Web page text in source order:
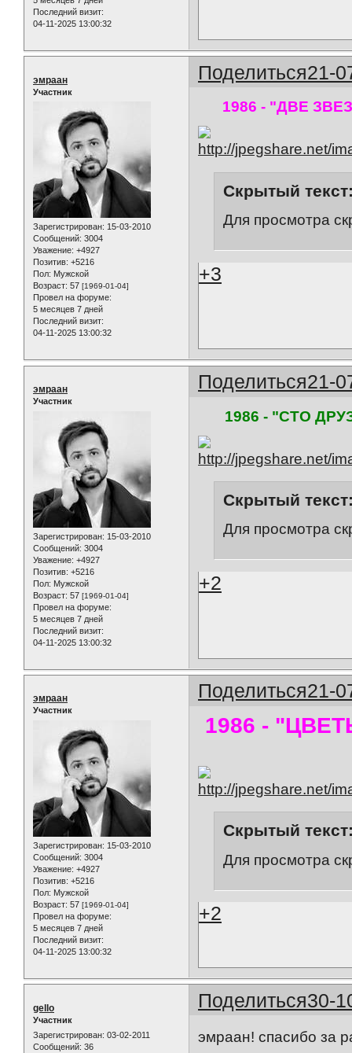
Последний визит:
04-11-2025 13:00:32
Поделиться21-
эмраан
Участник
Зарегистрирован: 15-03-2010
Сообщений: 3004
Уважение: +4927
Позитив: +5216
Пол: Мужской
Возраст: 57 [1969-01-04]
Провел на форуме:
5 месяцев 7 дней
Последний визит:
04-11-2025 13:00:32
1986 - "ДВЕ
Скрытый
Для просмотра
+3
Поделиться21-
эмраан
Участник
Зарегистрирован: 15-03-2010
Сообщений: 3004
Уважение: +4927
Позитив: +5216
Пол: Мужской
Возраст: 57 [1969-01-04]
Провел на форуме:
5 месяцев 7 дней
Последний визит:
04-11-2025 13:00:32
1986 - "СТО
Скрытый
Для просмотра
+2
Поделиться21-
эмраан
Участник
Зарегистрирован: 15-03-2010
Сообщений: 3004
Уважение: +4927
Позитив: +5216
Пол: Мужской
Возраст: 57 [1969-01-04]
Провел на форуме:
5 месяцев 7 дней
Последний визит:
04-11-2025 13:00:32
1986 -
Скрытый
Для просмотра
+2
Поделиться30-
gello
Участник
Зарегистрирован: 03-02-2011
Сообщений: 36
эмраан! спасибо за